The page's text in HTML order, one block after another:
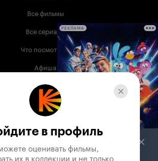
Все фильмы
Все сериалы
Что посмотреть
Афиша
Музыка
Телепрограмма
Служба поддержки
РЕКЛАМА
в профиль
оценивать фильмы,
их в коллекции и не только